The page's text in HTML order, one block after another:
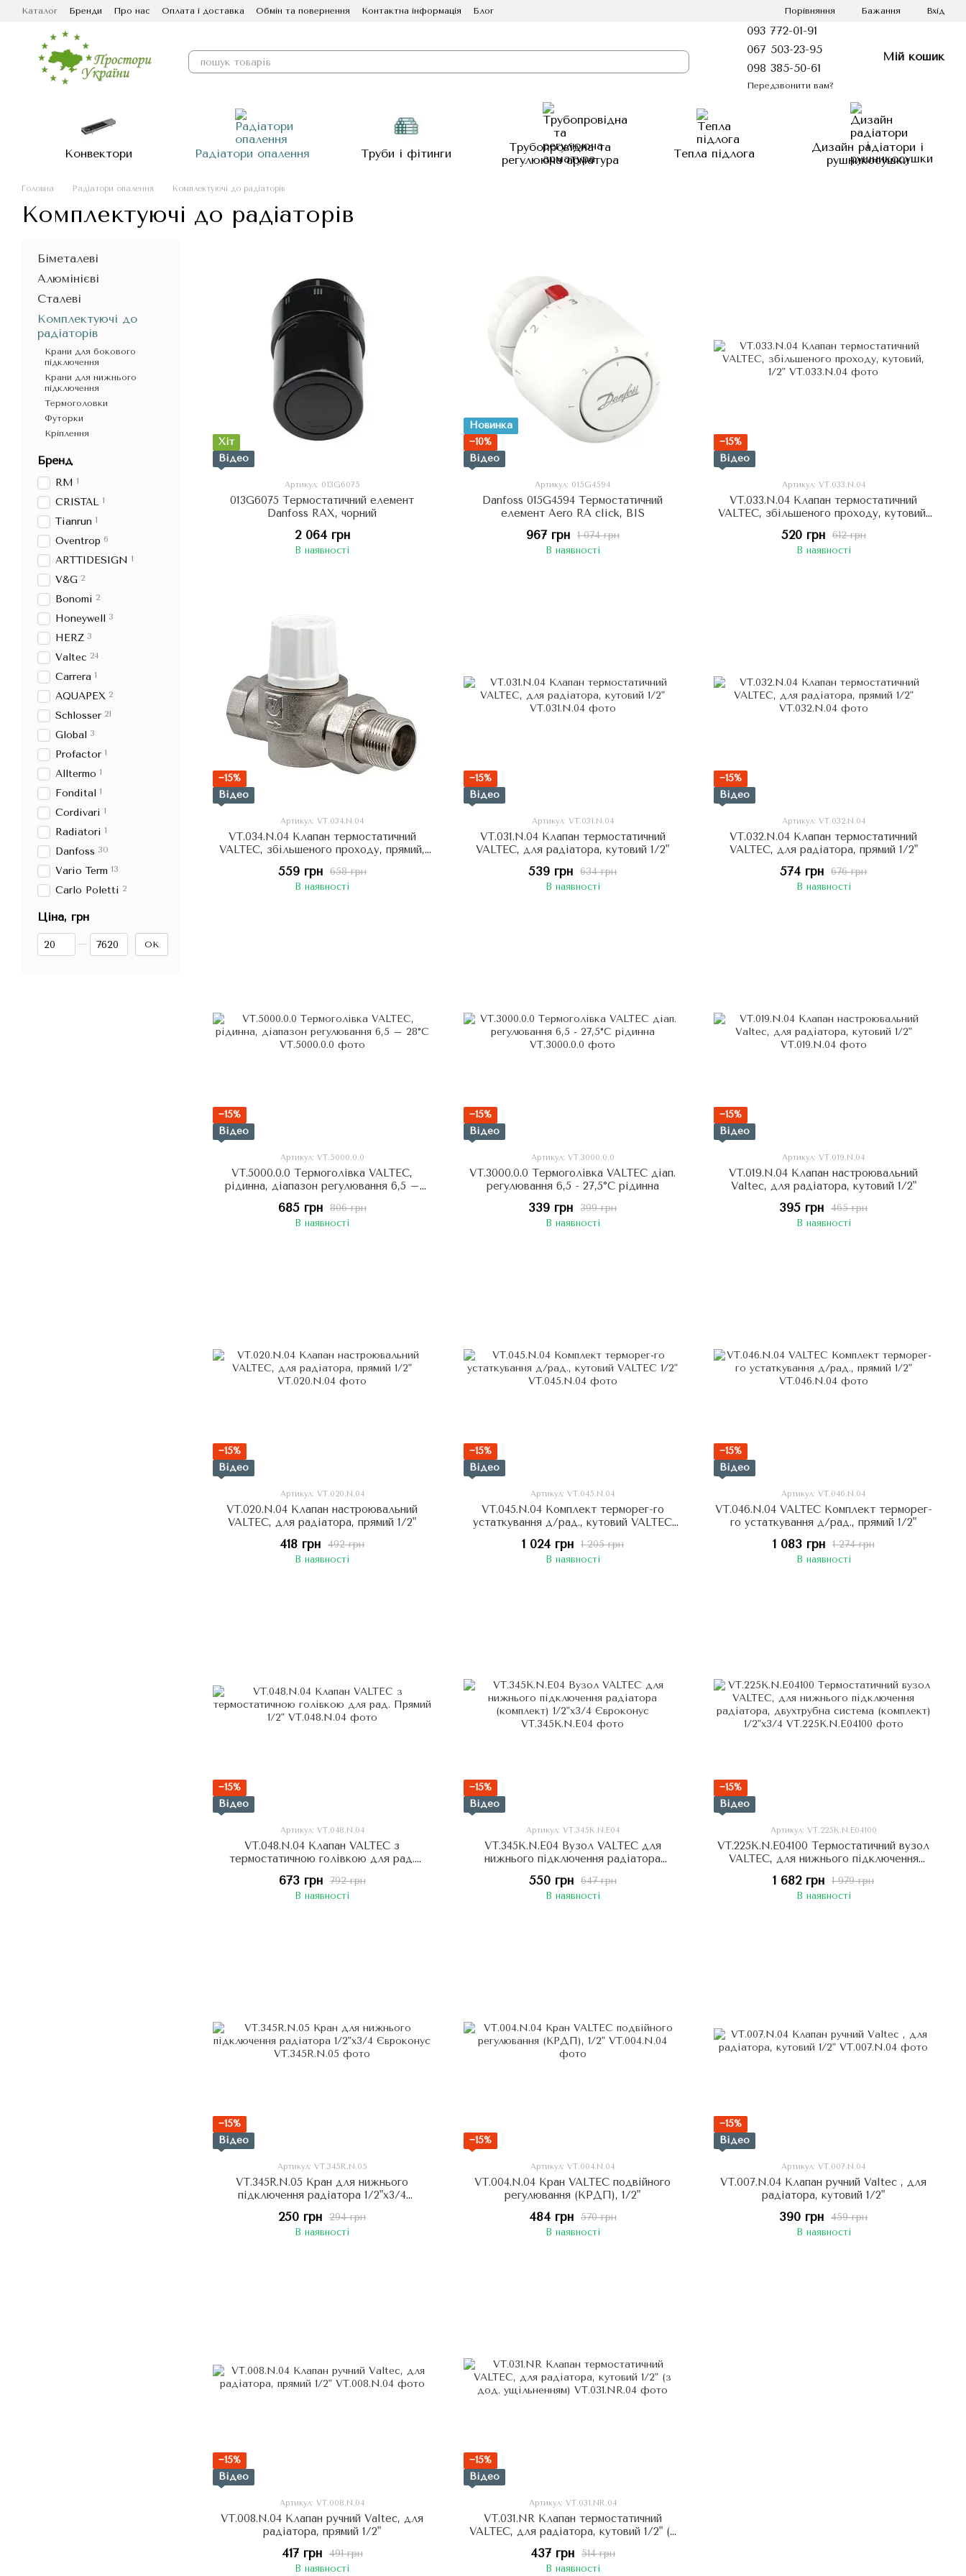
Перейти до основного контенту
Каталог Бренди Про нас Оплата і доставка Обмін та повернення Контактна інформація Блог Порівняння Бажання Вхід
093 772-01-91
067 503-23-95
098 385-50-61
Передзвонити вам?
Мій кошик
Конвектори Радіатори опалення Труби і фітинги
Трубопровідна та
регулююча арматура
Тепла підлога
Дизайн радіатори і
рушникосушки
Головна Радіатори опалення Комплектуючі до радіаторів
Комплектуючі до радіаторів
Хіт
Відео
Артикул: 013G6075
013G6075 Термостатичний елемент
Danfoss RAX, чорний
2 064 грн
В наявності
Новинка
−10%
Відео
Артикул: 015G4594
Danfoss 015G4594 Термостатичний
елемент Aero RA click, BIS
1 074 грн
967 грн
В наявності
−15%
Відео
Артикул: VT.033.N.04
VT.033.N.04 Клапан термостатичний
VALTEC, збільшеного проходу, кутовий,
612 грн
520 грн
В наявності
−15%
Відео
Артикул: VT.034.N.04
VT.034.N.04 Клапан термостатичний
VALTEC, збільшеного проходу, прямий,
658 грн
559 грн
В наявності
−15%
Відео
Артикул: VT.031.N.04
VT.031.N.04 Клапан термостатичний
VALTEC, для радіатора, кутовий 1/2"
634 грн
539 грн
В наявності
−15%
Відео
Артикул: VT.032.N.04
VT.032.N.04 Клапан термостатичний
VALTEC, для радіатора, прямий 1/2"
676 грн
574 грн
В наявності
−15%
Відео
Артикул: VT.5000.0.0
VT.5000.0.0 Термоголівка VALTEC,
рідинна, діапазон регулювання 6,5 –
806 грн
685 грн
В наявності
−15%
Відео
Артикул: VT.3000.0.0
VT.3000.0.0 Термоголівка VALTEC діап.
регулювання 6,5 - 27,5°C рідинна
399 грн
339 грн
В наявності
−15%
Відео
Артикул: VT.019.N.04
VT.019.N.04 Клапан настроювальний
Valtec, для радіатора, кутовий 1/2"
465 грн
395 грн
В наявності
−15%
Відео
Артикул: VT.020.N.04
VT.020.N.04 Клапан настроювальний
VALTEC, для радіатора, прямий 1/2"
492 грн
418 грн
В наявності
−15%
Відео
Артикул: VT.045.N.04
VT.045.N.04 Комплект терморег-го
устаткування д/рад., кутовий VALTEC
1 205 грн
1 024 грн
В наявності
−15%
Відео
Артикул: VT.046.N.04
VT.046.N.04 VALTEC Комплект терморег-
го устаткування д/рад., прямий 1/2"
1 274 грн
1 083 грн
В наявності
−15%
Відео
Артикул: VT.048.N.04
VT.048.N.04 Клапан VALTEC з
термостатичною голівкою для рад.
792 грн
673 грн
В наявності
−15%
Відео
Артикул: VT.345K.N.E04
VT.345K.N.E04 Вузол VALTEC для
нижнього підключення радіатора
647 грн
550 грн
В наявності
−15%
Відео
Артикул: VT.225K.N.E04100
VT.225K.N.E04100 Термостатичний вузол
VALTEC, для нижнього підключення
(комплект) 1/2"х3/4
1 979 грн
1 682 грн
В наявності
−15%
Відео
Артикул: VT.345R.N.05
VT.345R.N.05 Кран для нижнього
підключення радіатора 1/2"х3/4
294 грн
250 грн
В наявності
−15%
Артикул: VT.004.N.04
VT.004.N.04 Кран VALTEC подвійного
регулювання (КРДП), 1/2"
570 грн
484 грн
В наявності
−15%
Відео
Артикул: VT.007.N.04
VT.007.N.04 Клапан ручний Valtec , для
радіатора, кутовий 1/2"
459 грн
390 грн
В наявності
−15%
Відео
Артикул: VT.008.N.04
VT.008.N.04 Клапан ручний Valtec, для
радіатора, прямий 1/2"
491 грн
417 грн
В наявності
−15%
Відео
Артикул: VT.031.NR.04
VT.031.NR Клапан термостатичний
VALTEC, для радіатора, кутовий 1/2" (з
514 грн
437 грн
В наявності
Біметалеві
Алюмінієві
Сталеві
Комплектуючі до
радіаторів
Крани для бокового
підключення
Крани для нижнього
підключення
Термоголовки
Футорки
Кріплення
Бренд
RM 1
CRISTAL 1
Tianrun 1
Oventrop 6
ARTTIDESIGN 1
V&G 2
Bonomi 2
Honeywell 3
HERZ 3
Valtec 24
Carrera 1
AQUAPEX 2
Schlosser 21
Global 3
Profactor 1
Alltermo 1
Fondital 1
Cordivari 1
Radiatori 1
Danfoss 30
Vario Term 13
Carlo Poletti 2
Ціна, грн
Від Ціна, грн
До Ціна, грн ОК